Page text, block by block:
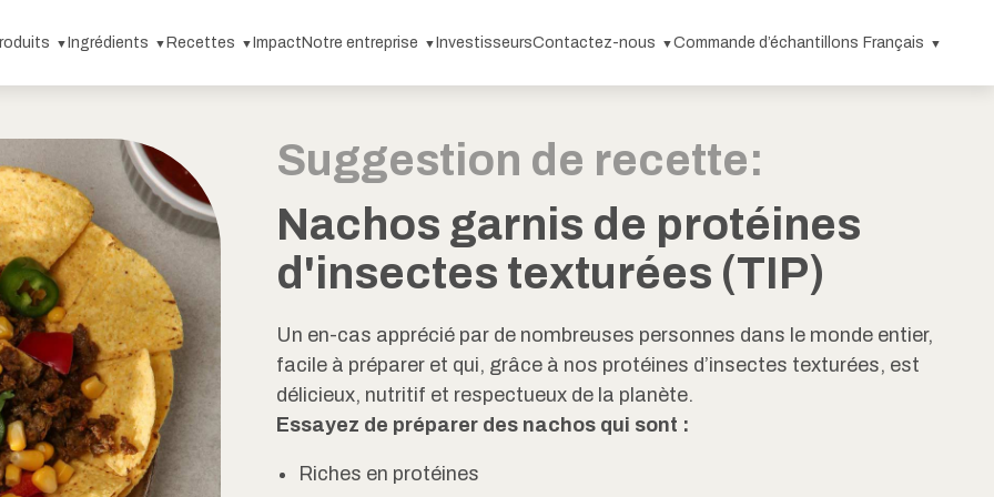
Ingrédients Recettes Impact Notre entreprise InvestisseursContactez-nous Commande d’échantillons Français
Suggestion de recette:
Nachos garnis de protéines
d'insectes texturées (TIP)
Un en-cas apprécié par de nombreuses personnes dans le monde entier,
facile à préparer et qui, grâce à nos protéines d’insectes texturées, est
délicieux, nutritif et respectueux de la planète.
Essayez de préparer des nachos qui sont :
Riches en protéines